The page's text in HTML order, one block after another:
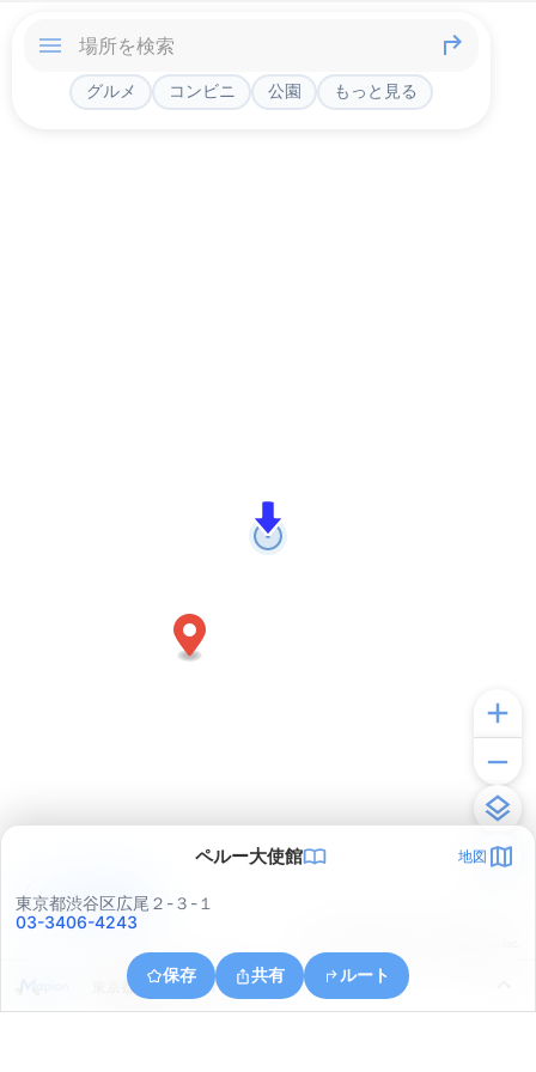
グルメ コンビニ 公園 もっと見る
ペルー大使館 地図
東京都渋谷区広尾２-３-１
03-3406-4243
保存 共有 ルート
東京都港区六本木７丁目１
アプリで見る